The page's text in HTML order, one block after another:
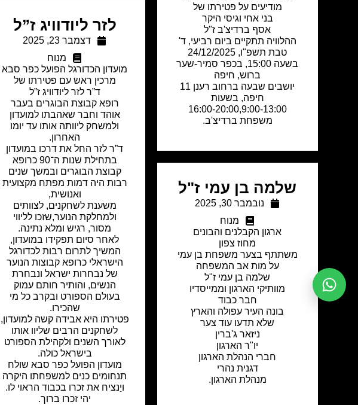
מודיעים על פטירתו של
בני אחי וגיסי היקר
אסף ברדיצ'ב ז"ל
ההלוויה תתקיים ביום רביעי, ד'
טבת תשפ"ו, 24/12/2025
בשעה 15:00, בכפר סמיר-שער
ברוש, חיפה
יושבים שבעה ברחוב רענן 11
חיפה, בשעות
16:00-20:00,9:00-13:00
משפחת ברדיצ'ב.
לזר ליודוויג ז”ל
דצמבר 23, 2025
מנוח
מועדון הכדורגל הפועל כפר סבא
מרכין ראש עם פטירתו של
ד”ר לזר ליודוויג ז”ל
רופא קבוצת הבוגרים בעבר
אוהד וחבר שאהבתו למועדון
ולמשחק ליוותה אותו עד יומו
האחרון.
ד”ר לזר החל את דרכו במועדון
בתחילת שנות ה־90 כרופא
קבוצת הבוגרים ובמשך שנים
רבות היה דמות מפתח מקצועית
ואנושית,
משענת לשחקנים, לצוותים
ולמחלקת הנוער,שזכו לליווי
מסור, רגיש ומלא נתינה.
לאחר סיום תפקידו במועדון,
המשיך לתרום רבות לכדורגל
הישראלי כרופא קבוצות הנוער
של נבחרות ישראל ונבחרת
הנשים, והותיר חותם עמוק
בעולם הספורט ובקרב כל מי
שהכירו.
פטירתו היא אבידה קשה למועדון,
לשחקנים הרבים שליוו אותו
לאורך השנים ולקהילת הספורט
בישראל כולה.
מועדון הפועל כפר סבא שולח
תנחומים כנים למשפחתו היקרה
ויַנציח את זכרו בכבוד הראוי לו.
יהי זכרו ברוך.
שלמה בן עמי ז"ל
נובמבר 30, 2025
מנוח
ארגון הקבלנים והבונים
מחוז צפון
משתתף בצער משפחת בן עמי
על מות אב המשפחה
שלמה בן עמי ז"ל
מוותיקי הארגון וממייסדיו
חבר כבוד
בונה העיר עפולה והארץ
שלא תדעו עוד צער
ניזאר ג'ברין
יו"ר הארגון
חברי הנהלת הארגון
דגנית נהרי
מנהלת הארגון.